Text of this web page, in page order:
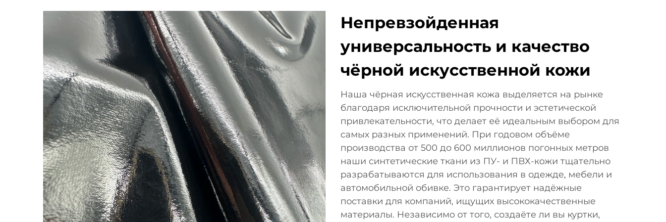
Непревзойденная
универсальность и качество
чёрной искусственной кожи
Наша чёрная искусственная кожа выделяется на рынке
благодаря исключительной прочности и эстетической
привлекательности, что делает её идеальным выбором для
самых разных применений. При годовом объёме
производства от 500 до 600 миллионов погонных метров
наши синтетические ткани из ПУ- и ПВХ-кожи тщательно
разрабатываются для использования в одежде, мебели и
автомобильной обивке. Это гарантирует надёжные
поставки для компаний, ищущих высококачественные
материалы. Независимо от того, создаёте ли вы куртки,